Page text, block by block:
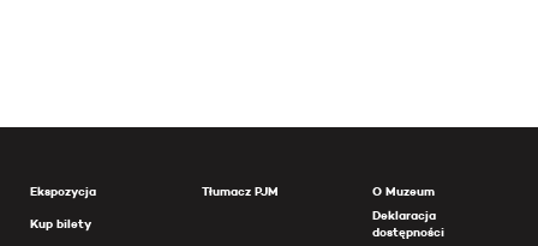
Ekspozycja
Kup bilety
Tłumacz PJM
O Muzeum
Deklaracja
dostępności